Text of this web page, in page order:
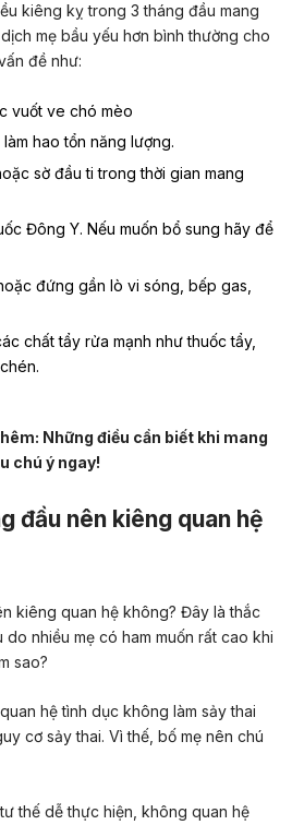
kiêng kỵ trong 3 tháng đầu mang
mẹ bầu yếu hơn bình thường cho
đề như:
vuốt ve chó mèo
hao tổn năng lượng.
sờ đầu ti trong thời gian mang
Đông Y. Nếu muốn bổ sung hãy để
đứng gần lò vi sóng, bếp gas,
chất tẩy rửa mạnh như thuốc tẩy,
Những điều cần biết khi mang
chú ý ngay!
đầu nên kiêng quan hệ
kiêng quan hệ không? Đây là thắc
do nhiều mẹ có ham muốn rất cao khi
sao?
hệ tình dục không làm sảy thai
cơ sảy thai. Vì thế, bố mẹ nên chú
thế dễ thực hiện, không quan hệ